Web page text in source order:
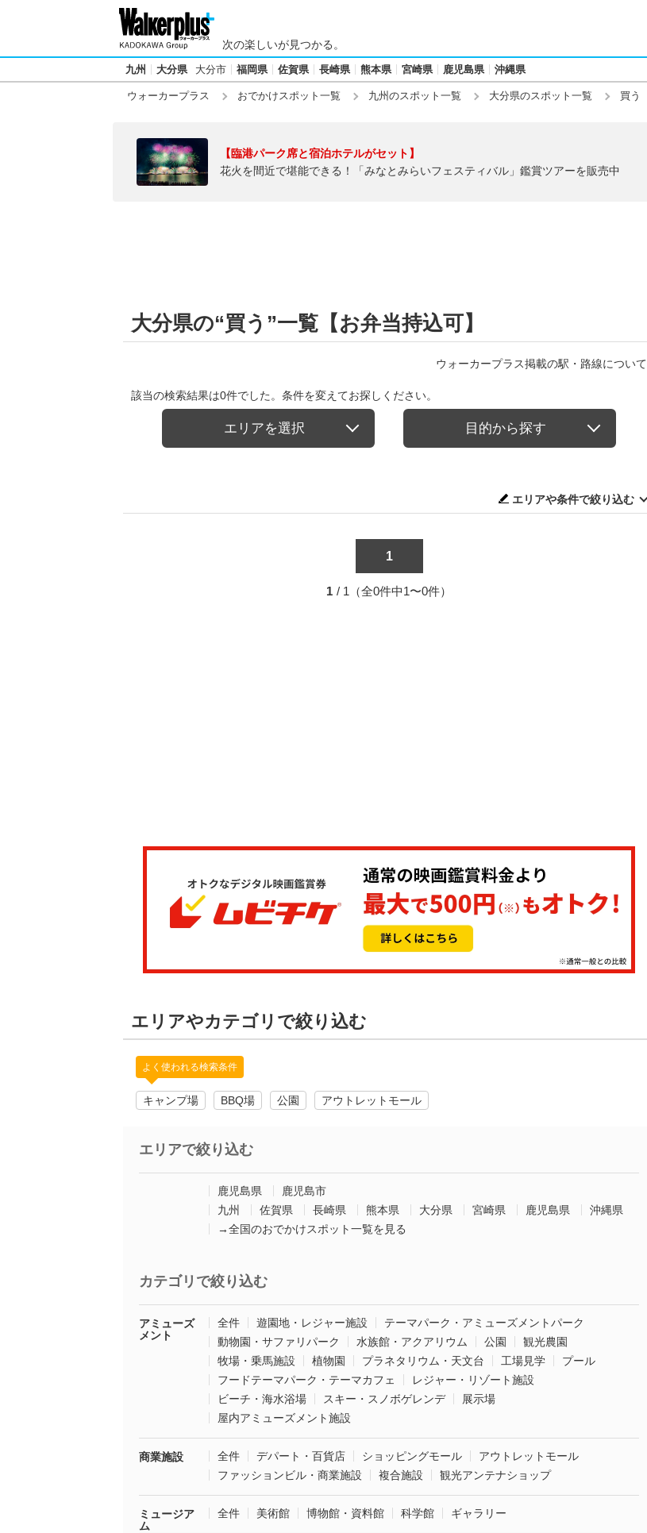
次の楽しいが見つかる。
九州 大分県 大分市 福岡県 佐賀県 長崎県 熊本県 宮崎県 鹿児島県 沖縄県
ウォーカープラス おでかけスポット一覧 九州のスポット一覧 大分県のスポット一覧 買う
【臨港パーク席と宿泊ホテルがセット】
花火を間近で堪能できる！「みなとみらいフェスティバル」鑑賞ツアーを販売中
大分県の“買う”一覧【お弁当持込可】
ウォーカープラス掲載の駅・路線について
該当の検索結果は0件でした。条件を変えてお探しください。
エリアを選択 目的から探す
エリアや条件で絞り込む
1
1 / 1（全0件中1〜0件）
エリアやカテゴリで絞り込む
よく使われる検索条件
キャンプ場 BBQ場 公園 アウトレットモール
エリアで絞り込む
鹿児島県
鹿児島市
九州
佐賀県 長崎県 熊本県 大分県 宮崎県 鹿児島県
沖縄県
→全国のおでかけスポット一覧を見る
カテゴリで絞り込む
アミューズ
メント
全件 遊園地・レジャー施設
テーマパーク・アミューズメントパーク
動物園・サファリパーク
水族館・アクアリウム 公園
観光農園
牧場・乗馬施設
植物園 プラネタリウム・天文台 工場見学
プール
フードテーマパーク・テーマカフェ
レジャー・リゾート施設
ビーチ・海水浴場
スキー・スノボゲレンデ
展示場
屋内アミューズメント施設
商業施設 全件 デパート・百貨店 ショッピングモール
アウトレットモール
ファッションビル・商業施設
複合施設 観光アンテナショップ
ミュージア
ム
全件 美術館 博物館・資料館 科学館 ギャラリー